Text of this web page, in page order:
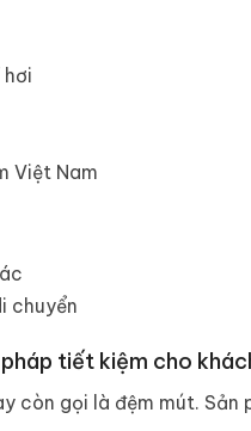
Việt Nam
chuyển
tiết kiệm cho
còn gọi là đệm mút.